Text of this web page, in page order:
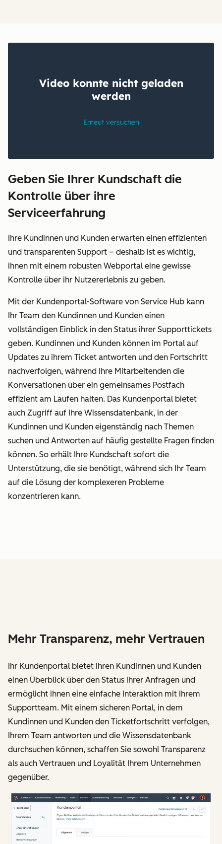
Geben Sie Ihrer Kundschaft die
Kontrolle über ihre
Serviceerfahrung
Ihre Kundinnen und Kunden erwarten einen effizienten
und transparenten Support – deshalb ist es wichtig,
ihnen mit einem robusten Webportal eine gewisse
Kontrolle über ihr Nutzererlebnis zu geben.
Mit der Kundenportal-Software von Service Hub kann
Ihr Team den Kundinnen und Kunden einen
vollständigen Einblick in den Status ihrer Supporttickets
geben. Kundinnen und Kunden können im Portal auf
Updates zu ihrem Ticket antworten und den Fortschritt
nachverfolgen, während Ihre Mitarbeitenden die
Konversationen über ein gemeinsames Postfach
effizient am Laufen halten. Das Kundenportal bietet
auch Zugriff auf Ihre Wissensdatenbank, in der
Kundinnen und Kunden eigenständig nach Themen
suchen und Antworten auf häufig gestellte Fragen finden
können. So erhält Ihre Kundschaft sofort die
Unterstützung, die sie benötigt, während sich Ihr Team
auf die Lösung der komplexeren Probleme
konzentrieren kann.
Mehr Transparenz, mehr Vertrauen
Ihr Kundenportal bietet Ihren Kundinnen und Kunden
einen Überblick über den Status ihrer Anfragen und
ermöglicht ihnen eine einfache Interaktion mit Ihrem
Supportteam. Mit einem sicheren Portal, in dem
Kundinnen und Kunden den Ticketfortschritt verfolgen,
Ihrem Team antworten und die Wissensdatenbank
durchsuchen können, schaffen Sie sowohl Transparenz
als auch Vertrauen und Loyalität Ihrem Unternehmen
gegenüber.